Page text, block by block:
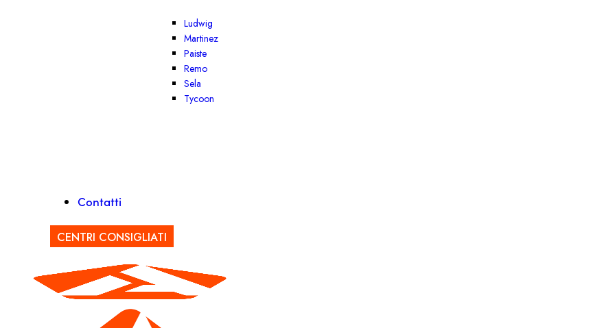
Ludwig
Martinez
Paiste
Remo
Sela
Tycoon
Contatti
CENTRI CONSIGLIATI